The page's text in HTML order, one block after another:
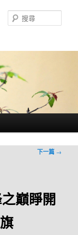
尋
下一篇 →
巔睜開